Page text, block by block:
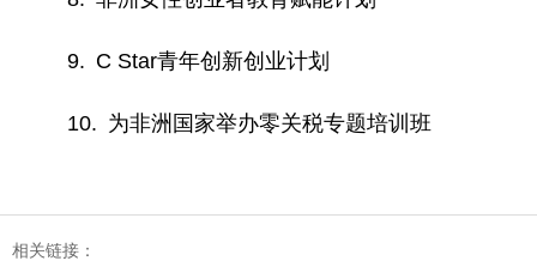
9. C Star青年创新创业计划
10. 为非洲国家举办零关税专题培训班
相关链接：